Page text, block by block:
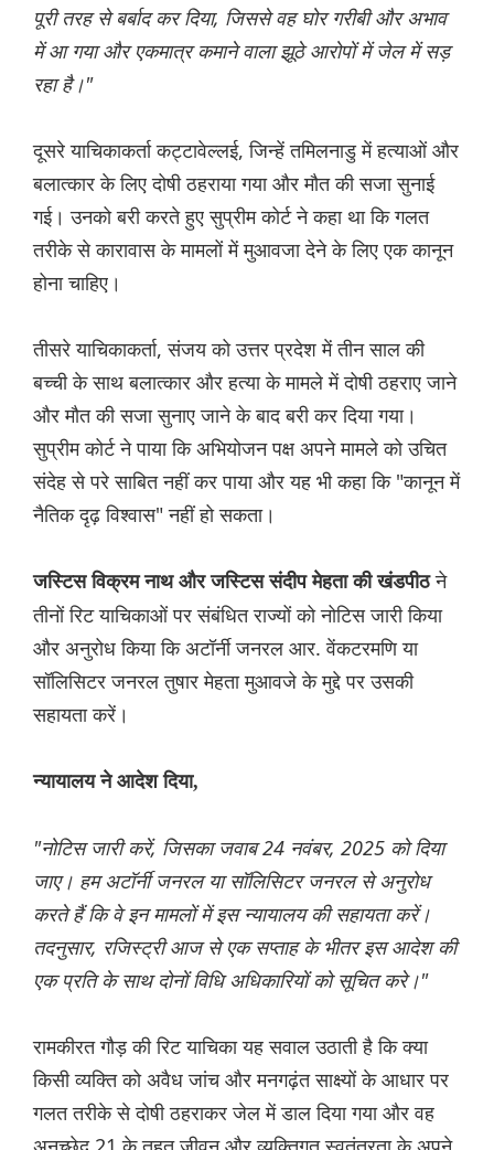
पूरी तरह से बर्बाद कर दिया, जिससे वह घोर गरीबी और अभाव
में आ गया और एकमात्र कमाने वाला झूठे आरोपों में जेल में सड़
रहा है।"
दूसरे याचिकाकर्ता कट्टावेल्लई, जिन्हें तमिलनाडु में हत्याओं और
बलात्कार के लिए दोषी ठहराया गया और मौत की सजा सुनाई
गई। उनको बरी करते हुए सुप्रीम कोर्ट ने कहा था कि गलत
तरीके से कारावास के मामलों में मुआवजा देने के लिए एक कानून
होना चाहिए।
तीसरे याचिकाकर्ता, संजय को उत्तर प्रदेश में तीन साल की
बच्ची के साथ बलात्कार और हत्या के मामले में दोषी ठहराए जाने
और मौत की सजा सुनाए जाने के बाद बरी कर दिया गया।
सुप्रीम कोर्ट ने पाया कि अभियोजन पक्ष अपने मामले को उचित
संदेह से परे साबित नहीं कर पाया और यह भी कहा कि "कानून में
नैतिक दृढ़ विश्वास" नहीं हो सकता।
जस्टिस विक्रम नाथ और जस्टिस संदीप मेहता की खंडपीठने
तीनों रिट याचिकाओं पर संबंधित राज्यों को नोटिस जारी किया
और अनुरोध किया कि अटॉर्नी जनरल आर. वेंकटरमणि या
सॉलिसिटर जनरल तुषार मेहता मुआवजे के मुद्दे पर उसकी
सहायता करें।
न्यायालय ने आदेश दिया,
"नोटिस जारी करें, जिसका जवाब 24 नवंबर, 2025 को दिया
जाए। हम अटॉर्नी जनरल या सॉलिसिटर जनरल से अनुरोध
करते हैं कि वे इन मामलों में इस न्यायालय की सहायता करें।
तदनुसार, रजिस्ट्री आज से एक सप्ताह के भीतर इस आदेश की
एक प्रति के साथ दोनों विधि अधिकारियों को सूचित करे।"
रामकीरत गौड़ की रिट याचिका यह सवाल उठाती है कि क्या
किसी व्यक्ति को अवैध जांच और मनगढ़ंत साक्ष्यों के आधार पर
गलत तरीके से दोषी ठहराकर जेल में डाल दिया गया और वह